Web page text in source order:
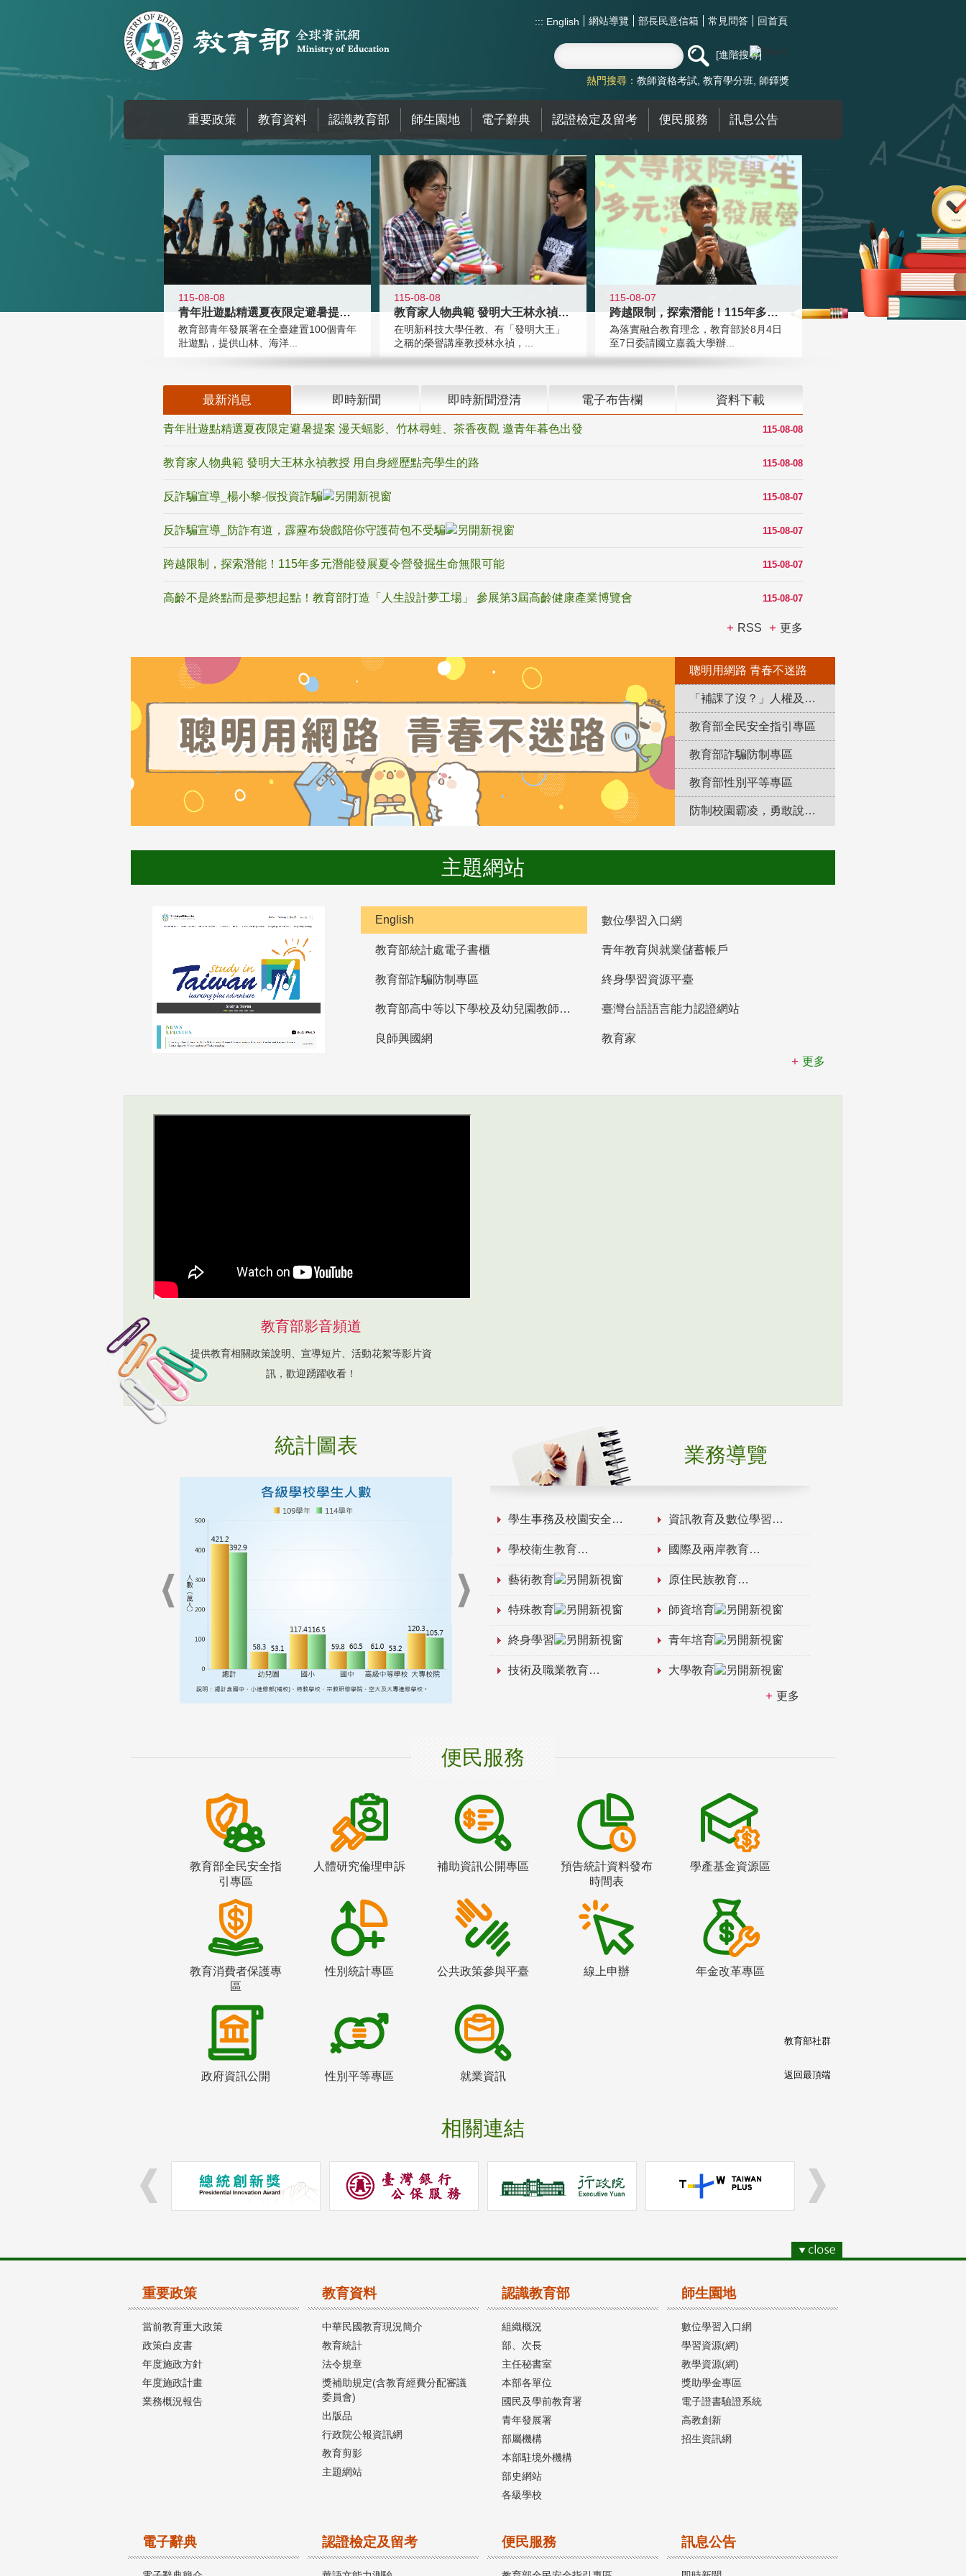
::: English 網站導覽 部長民意信箱 常見問答 回首頁
進階搜尋
熱門搜尋： 教師資格考試 教育學分班 師鐸獎
重要政策 教育資料 認識教育部 師生園地 電子辭典 認證檢定及留考 便民服務 訊息公告
:::
115-08-08
青年壯遊點精選夏夜限定避暑提案 漫
教育部青年發展署在全臺建置100個青年
壯遊點，提供山林、海洋...
115-08-08
教育家人物典範 發明大王林永禎教授
在明新科技大學任教、有「發明大王」
之稱的榮譽講座教授林永禎，...
115-08-07
跨越限制，探索潛能！115年多元潛
為落實融合教育理念，教育部於8月4日
至7日委請國立嘉義大學辦...
最新消息 即時新聞 即時新聞澄清 電子布告欄 資料下載
115-08-08
青年壯遊點精選夏夜限定避暑提案 漫天蝠影、竹林尋蛙、茶香夜觀 邀青年暮色出發
115-08-08
教育家人物典範 發明大王林永禎教授 用自身經歷點亮學生的路
115-08-07
反詐騙宣導_楊小黎-假投資詐騙
115-08-07
反詐騙宣導_防詐有道，霹靂布袋戲陪你守護荷包不受騙
115-08-07
跨越限制，探索潛能！115年多元潛能發展夏令營發掘生命無限可能
115-08-07
高齡不是終點而是夢想起點！教育部打造「人生設計夢工場」 參展第3屆高齡健康產業博覽會
RSS 更多
聰明用網路 青春不迷路
「補課了沒？」人權及轉型正義教育專區
教育部全民安全指引專區
教育部詐騙防制專區
教育部性別平等專區
防制校園霸凌，勇敢說出來！
主題網站
English 數位學習入口網
教育部統計處電子書櫃 青年教育與就業儲蓄帳戶
教育部詐騙防制專區 終身學習資源平臺
教育部高中等以下學校及幼兒園教師資格檢定考試 臺灣台語語言能力認證網站
良師興國網
教育家
更多
教育部影音頻道
提供教育相關政策說明、宣導短片、活動花絮等影片資
訊，歡迎踴躍收看！
統計圖表 業務導覽
學生事務及校園安全 資訊教育及數位學習
學校衛生教育 國際及兩岸教育
藝術教育 原住民族教育
特殊教育 師資培育
終身學習 青年培育
技術及職業教育 大學教育
更多
便民服務
教育部全民安全指
引專區
人體研究倫理申訴 補助資訊公開專區
預告統計資料發布
時間表
學產基金資源區
教育消費者保護專
區
性別統計專區 公共政策參與平臺 線上申辦 年金改革專區
政府資訊公開 性別平等專區 就業資訊
相關連結
教育部社群
返回最頂端
重要政策
當前教育重大政策
政策白皮書
年度施政方針
年度施政計畫
業務概況報告
教育資料
中華民國教育現況簡介
教育統計
法令規章
獎補助規定(含教育經費分配審議
委員會)
出版品
行政院公報資訊網
教育剪影
主題網站
認識教育部
組織概況
部、次長
主任秘書室
本部各單位
國民及學前教育署
青年發展署
部屬機構
本部駐境外機構
部史網站
各級學校
師生園地
數位學習入口網
學習資源(網)
教學資源(網)
獎助學金專區
電子證書驗證系統
高教創新
招生資訊網
電子辭典 認證檢定及留考 便民服務 訊息公告